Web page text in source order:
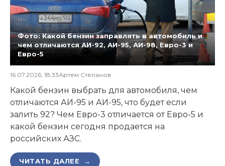
Фото: Какой бензин заправлять в автомобиль и
чем отличаются АИ-92, АИ-95, АИ-98, Евро-3 и
Евро-5
16.07.2026, 18:33Артем Степанов
Какой бензин выбрать для автомобиля, чем
отличаются АИ-95 и АИ-95, что будет если
залить 92? Чем Евро-3 отличается от Евро-5 и
какой бензин сегодня продается на
российских АЗС.
ЧИТАТЬ ДАЛЕЕ →